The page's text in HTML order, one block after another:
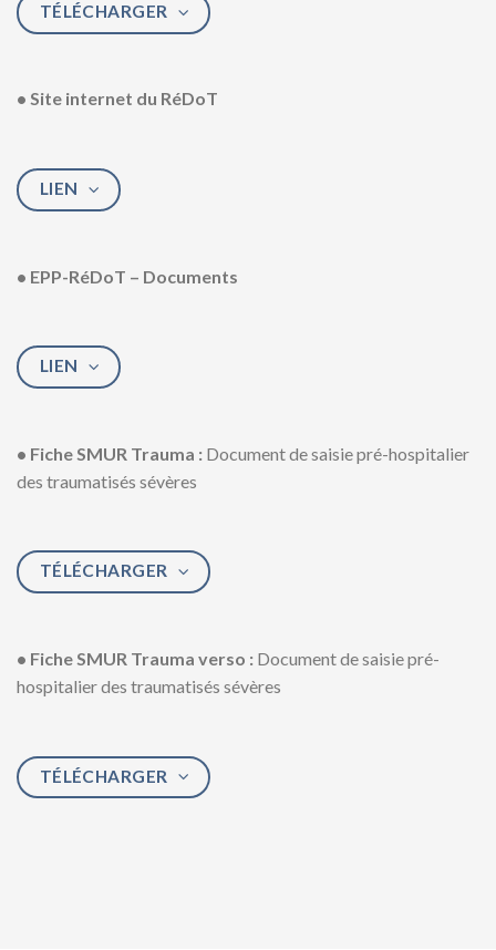
TÉLÉCHARGER
• Site internet du RéDoT
LIEN
• EPP-RéDoT – Documents
LIEN
• Fiche SMUR Trauma : Document de saisie pré-hospitalier
des traumatisés sévères
TÉLÉCHARGER
• Fiche SMUR Trauma verso : Document de saisie pré-
hospitalier des traumatisés sévères
TÉLÉCHARGER